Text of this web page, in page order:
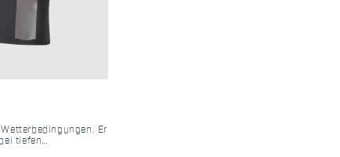
Er
tiefen